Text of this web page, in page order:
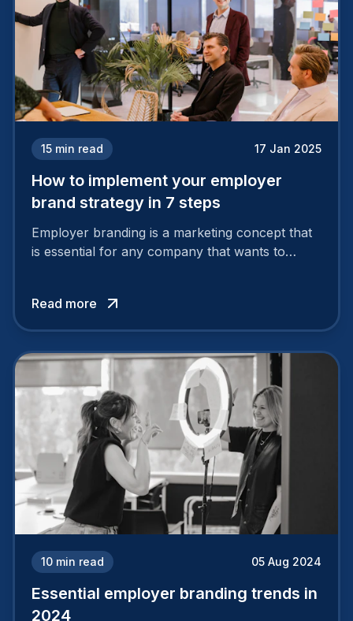
15 min read 17 Jan 2025
How to implement your employer
brand strategy in 7 steps
Employer branding is a marketing concept that
is essential for any company that wants to
solid and positive employer brand are clear, you
cannot simply wave a magic wand for it to be
Read more
10 min read 05 Aug 2024
Essential employer branding trends in
2024